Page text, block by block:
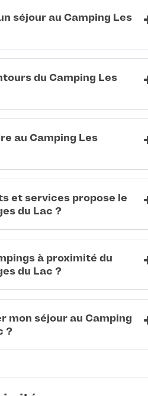
séjour au Camping Les
du Camping Les
au Camping Les
et services propose le
du Lac ?
à proximité du
du Lac ?
mon séjour au Camping
?